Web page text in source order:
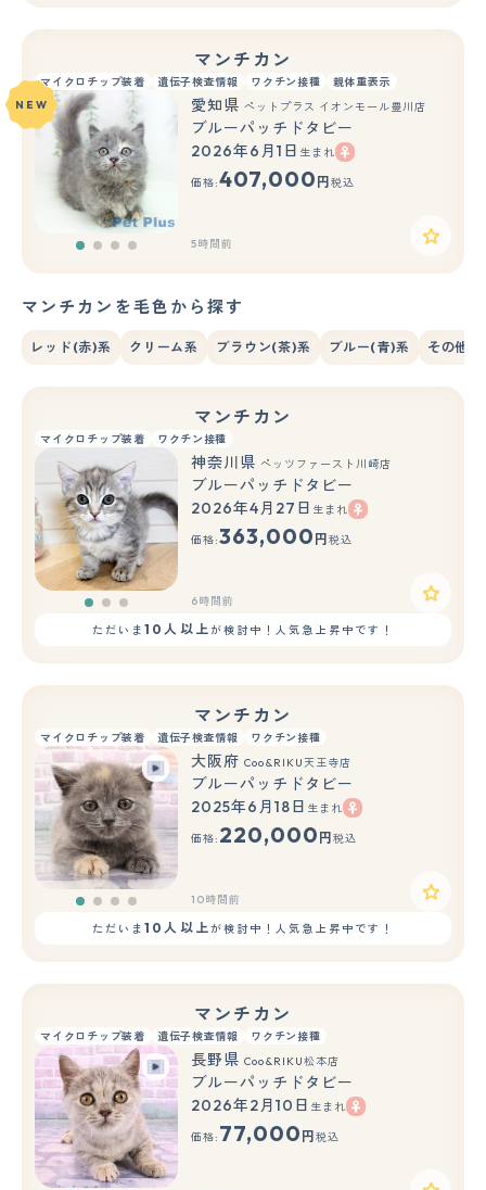
マンチカン
マイクロチップ装着 遺伝子検査情報 ワクチン接種
親体重表示
NEW
愛知県 ペットプラス イオンモール豊川店
ブルーパッチドタビー
2026年6月1日 生まれ
価格:407,000 円 税込
5時間前
マンチカンを毛色から探す
レッド(赤)系 クリーム系 ブラウン(茶)系 ブルー(青)系 その他系
マンチカン
マイクロチップ装着 ワクチン接種
もっと見る
神奈川県 ペッツファースト川崎店
ブルーパッチドタビー
2026年4月27日 生まれ
価格:363,000 円 税込
6時間前
ただいま10人以上が検討中！人気急上昇中です！
マンチカン
マイクロチップ装着 遺伝子検査情報 ワクチン接種
大阪府 Coo&RIKU天王寺店
ブルーパッチドタビー
2025年6月18日 生まれ
価格: 220,000 円 税込
10時間前
ただいま10人以上が検討中！人気急上昇中です！
マンチカン
マイクロチップ装着 遺伝子検査情報 ワクチン接種
長野県 Coo&RIKU松本店
ブルーパッチドタビー
2026年2月10日 生まれ
価格: 77,000 円 税込